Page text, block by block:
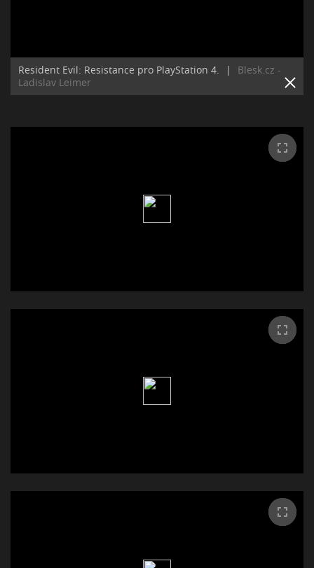
Resident Evil: Resistance pro PlayStation 4. |
Blesk.cz -
Ladislav Leimer